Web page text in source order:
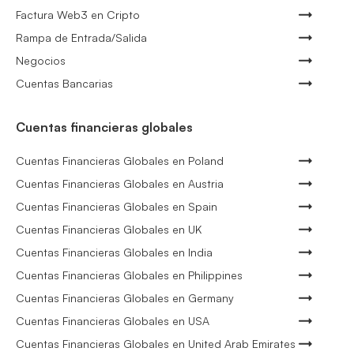
Factura Web3 en Cripto
Rampa de Entrada/Salida
Negocios
Cuentas Bancarias
Cuentas financieras globales
Cuentas Financieras Globales en Poland
Cuentas Financieras Globales en Austria
Cuentas Financieras Globales en Spain
Cuentas Financieras Globales en UK
Cuentas Financieras Globales en India
Cuentas Financieras Globales en Philippines
Cuentas Financieras Globales en Germany
Cuentas Financieras Globales en USA
Cuentas Financieras Globales en United Arab Emirates